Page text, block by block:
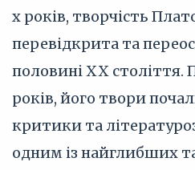
х років, творчість
перевідкрита та
половині XX
років, його твори
критики та
одним із найглибших